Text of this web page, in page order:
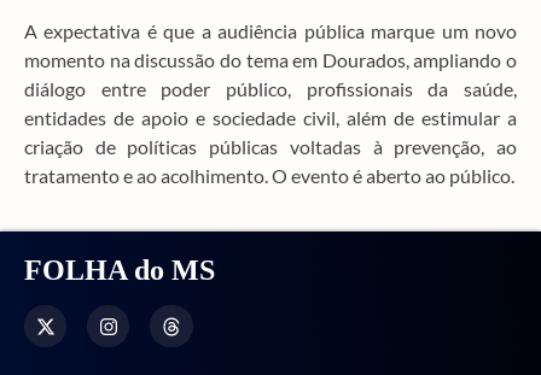
A expectativa é que a audiência pública marque um novo
momento na discussão do tema em Dourados, ampliando o
diálogo entre poder público, profissionais da saúde,
entidades de apoio e sociedade civil, além de estimular a
criação de políticas públicas voltadas à prevenção, ao
tratamento e ao acolhimento. O evento é aberto ao público.
FOLHA do MS